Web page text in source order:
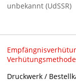
unbekannt (UdSSR)
Druckwerk /